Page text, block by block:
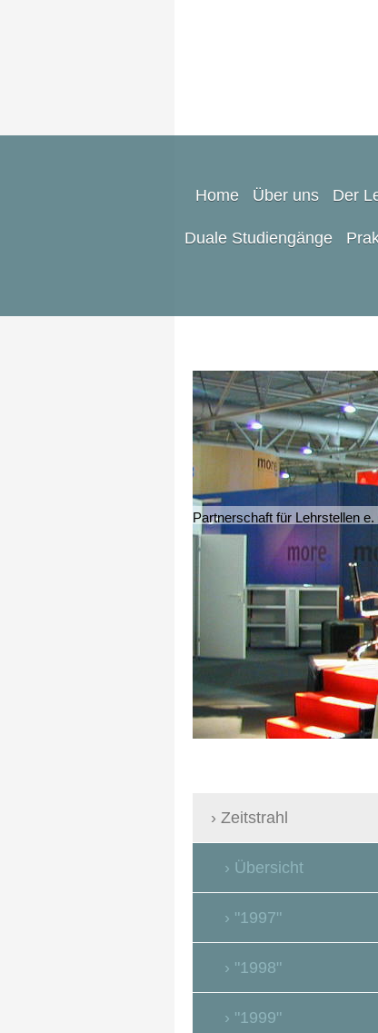
Home Über uns Der
Duale Studiengänge
Partnerschaft für Lehrstellen e.
Zeitstrahl
Übersicht
"1997"
"1998"
"1999"